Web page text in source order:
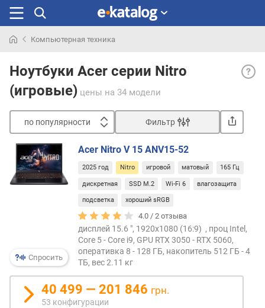
раньше
Компьютерная техника
Ноутбуки Acer серии Nitro
(игровые) цены на 34 модели
FPS
игр
по популярности
п
о
п
р
н
с
Фильтр
Спросить
Acer Nitro V 15 ANV15-52
2025 год Nitro игровой матовый 165 Гц
дискретная SSD M.2 Wi-Fi 6 влагозащита
подсветка хороший sRGB
4.0 /2 отзыва
дисплей 15.6 ", 1920x1080 (16:9) , проц Intel,
Core 5 - Core i9, GPU RTX 3050 - RTX 5060,
оперативка 8 - 128 ГБ, накопитель 512 ГБ - 4
ТБ, вес 2.11 кг
40 499 — 201 846 грн.
53 конфигурации